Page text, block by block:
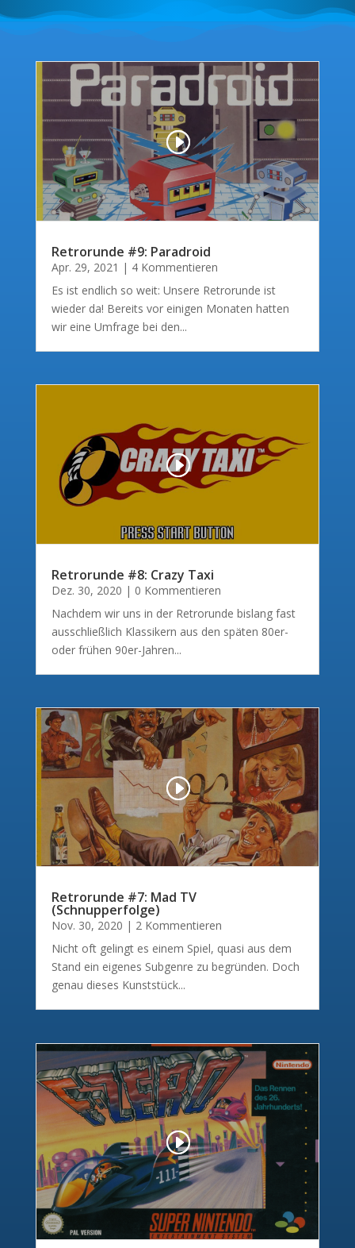
Retrorunde #9: Paradroid
Apr. 29, 2021 | 4 Kommentieren
Es ist endlich so weit: Unsere Retrorunde ist
wieder da! Bereits vor einigen Monaten hatten
wir eine Umfrage bei den...
Retrorunde #8: Crazy Taxi
Dez. 30, 2020 | 0 Kommentieren
Nachdem wir uns in der Retrorunde bislang fast
ausschließlich Klassikern aus den späten 80er-
oder frühen 90er-Jahren...
Retrorunde #7: Mad TV
(Schnupperfolge)
Nov. 30, 2020 | 2 Kommentieren
Nicht oft gelingt es einem Spiel, quasi aus dem
Stand ein eigenes Subgenre zu begründen. Doch
genau dieses Kunststück...